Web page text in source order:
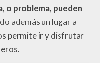
o problema, pueden
además un lugar a
permite ir y disfrutar